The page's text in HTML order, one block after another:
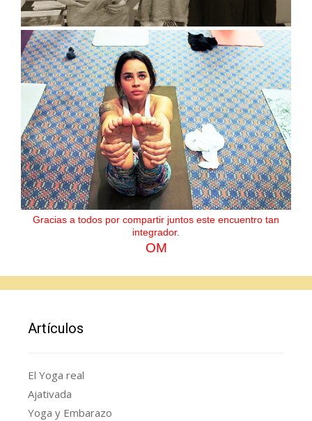
Gracias a todos por compartir juntos este encuentro tan
integrador.
OM
Artículos
El Yoga real
Ajativada
Yoga y Embarazo